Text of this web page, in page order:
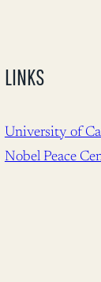
LINKS
University of
Nobel Peace